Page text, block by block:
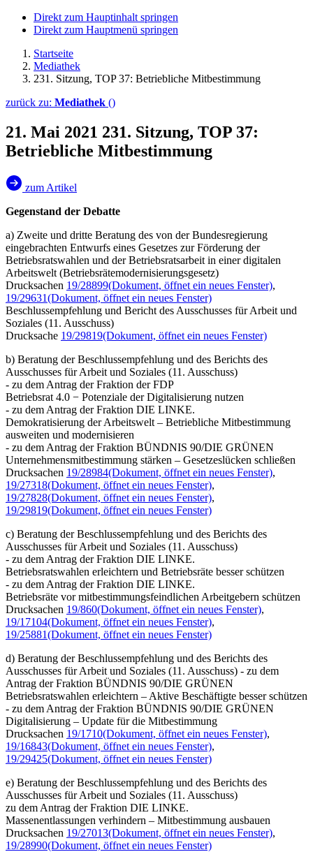
Direkt zum Hauptinhalt springen
Direkt zum Hauptmenü springen
Startseite
Mediathek
231. Sitzung, TOP 37: Betriebliche Mit­bestimmung
zurück zu: Mediathek ()
21. Mai 2021 231. Sitzung, TOP 37:
Betriebliche Mit­bestimmung
zum Artikel
Gegenstand der Debatte
a) Zweite und dritte Beratung des von der Bundesregierung
eingebrachten Entwurfs eines Gesetzes zur Förderung der
Betriebsratswahlen und der Betriebsratsarbeit in einer digitalen
Arbeitswelt (Betriebsrätemodernisierungsgesetz)
Drucksachen 19/28899(Dokument, öffnet ein neues Fenster),
19/29631(Dokument, öffnet ein neues Fenster)
Beschlussempfehlung und Bericht des Ausschusses für Arbeit und
Soziales (11. Ausschuss)
Drucksache 19/29819(Dokument, öffnet ein neues Fenster)
b) Beratung der Beschlussempfehlung und des Berichts des
Ausschusses für Arbeit und Soziales (11. Ausschuss)
- zu dem Antrag der Fraktion der FDP
Betriebsrat 4.0 − Potenziale der Digitalisierung nutzen
- zu dem Antrag der Fraktion DIE LINKE.
Demokratisierung der Arbeitswelt – Betriebliche Mitbestimmung
ausweiten und modernisieren
- zu dem Antrag der Fraktion BÜNDNIS 90/DIE GRÜNEN
Unternehmensmitbestimmung stärken – Gesetzeslücken schließen
Drucksachen 19/28984(Dokument, öffnet ein neues Fenster),
19/27318(Dokument, öffnet ein neues Fenster),
19/27828(Dokument, öffnet ein neues Fenster),
19/29819(Dokument, öffnet ein neues Fenster)
c) Beratung der Beschlussempfehlung und des Berichts des
Ausschusses für Arbeit und Soziales (11. Ausschuss)
- zu dem Antrag der Fraktion DIE LINKE.
Betriebsratswahlen erleichtern und Betriebsräte besser schützen
- zu dem Antrag der Fraktion DIE LINKE.
Betriebsräte vor mitbestimmungsfeindlichen Arbeitgebern schützen
Drucksachen 19/860(Dokument, öffnet ein neues Fenster),
19/17104(Dokument, öffnet ein neues Fenster),
19/25881(Dokument, öffnet ein neues Fenster)
d) Beratung der Beschlussempfehlung und des Berichts des
Ausschusses für Arbeit und Soziales (11. Ausschuss) - zu dem
Antrag der Fraktion BÜNDNIS 90/DIE GRÜNEN
Betriebsratswahlen erleichtern – Aktive Beschäftigte besser schützen
- zu dem Antrag der Fraktion BÜNDNIS 90/DIE GRÜNEN
Digitalisierung – Update für die Mitbestimmung
Drucksachen 19/1710(Dokument, öffnet ein neues Fenster),
19/16843(Dokument, öffnet ein neues Fenster),
19/29425(Dokument, öffnet ein neues Fenster)
e) Beratung der Beschlussempfehlung und des Berichts des
Ausschusses für Arbeit und Soziales (11. Ausschuss)
zu dem Antrag der Fraktion DIE LINKE.
Massenentlassungen verhindern – Mitbestimmung ausbauen
Drucksachen 19/27013(Dokument, öffnet ein neues Fenster),
19/28990(Dokument, öffnet ein neues Fenster)